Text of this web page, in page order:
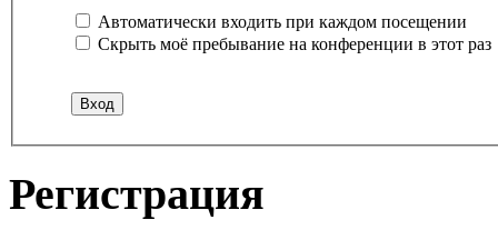
Автоматически входить при каждом посещении
Скрыть моё пребывание на конференции в этот раз
Регистрация